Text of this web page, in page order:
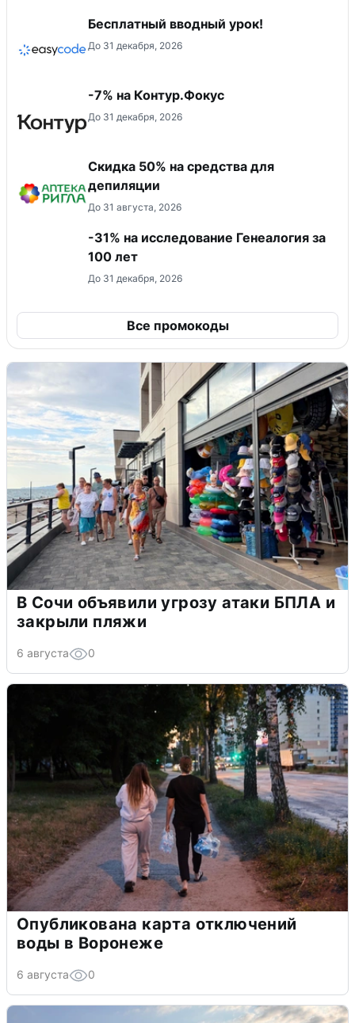
Бесплатный вводный урок!
До 31 декабря, 2026
-7% на Контур.Фокус
До 31 декабря, 2026
Скидка 50% на средства для
депиляции
До 31 августа, 2026
-31% на исследование Генеалогия за
100 лет
До 31 декабря, 2026
Все промокоды
В Сочи объявили угрозу атаки БПЛА и
закрыли пляжи
6 августа 0
Опубликована карта отключений
воды в Воронеже
6 августа 0